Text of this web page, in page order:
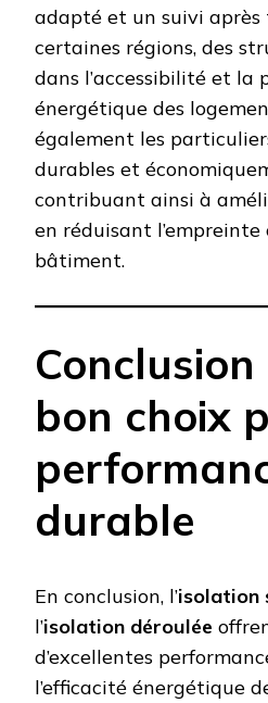
adapté et un suivi après
certaines régions, des
dans l’accessibilité et la
énergétique des
également les
durables et
contribuant ainsi à
en réduisant l’empreinte
bâtiment.
bon choix
durable
En conclusion, l’isolation
l’isolation déroulée
d’excellentes
l’efficacité énergétique